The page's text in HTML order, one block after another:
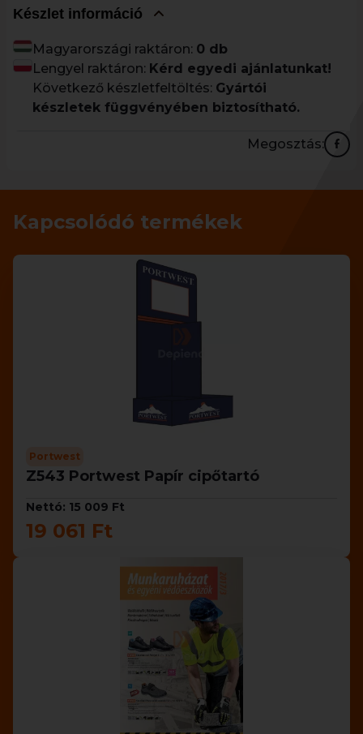
Készlet információ
Magyarországi raktáron: 0 db
Lengyel raktáron: Kérd egyedi ajánlatunkat!
Következő készletfeltöltés: Gyártói
készletek függvényében biztosítható.
Megosztás:
Kapcsolódó termékek
Portwest
Z543 Portwest Papír cipőtartó
Nettó: 15 009 Ft
19 061 Ft